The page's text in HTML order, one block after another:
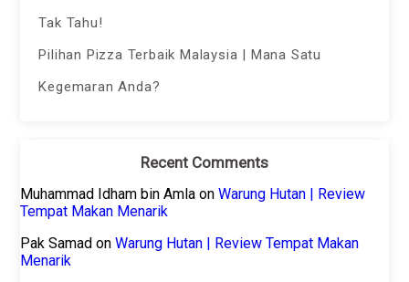
Tak Tahu!
Pilihan Pizza Terbaik Malaysia | Mana Satu
Kegemaran Anda?
Recent Comments
Muhammad Idham bin Amla onWarung Hutan | Review
Tempat Makan Menarik
Pak Samad onWarung Hutan | Review Tempat Makan
Menarik